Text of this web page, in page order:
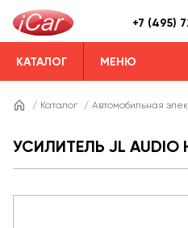
+7 (495)
КАТАЛОГ МЕНЮ
/ Каталог / Автомобильная
УСИЛИТЕЛЬ JL AUDIO